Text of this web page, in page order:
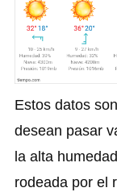
Estos datos
desean pasar
la alta
rodeada por el